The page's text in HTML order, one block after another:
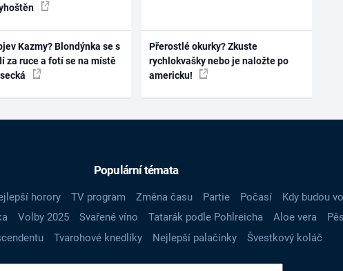
Kazmy? Blondýnka se s
za ruce a fotí se na místě
Přerostlé okurky? Zkuste
rychlokvašky nebo je naložte po
americku!
Populární témata
horory TV program Změna času Partie Počasí Kdy budou
Volby 2025 Svařené víno Tatarák podle Pohlreicha Aloe vera
Tvarohové knedlíky Nejlepší palačinky Švestkový koláč